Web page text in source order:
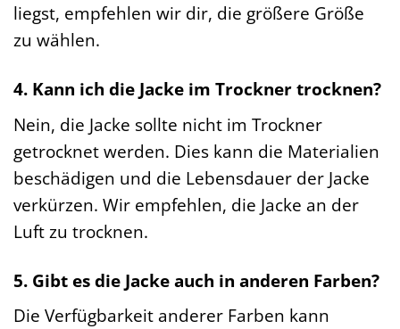
liegst, empfehlen wir dir, die größere Größe
zu wählen.
4. Kann ich die Jacke im Trockner trocknen?
Nein, die Jacke sollte nicht im Trockner
getrocknet werden. Dies kann die Materialien
beschädigen und die Lebensdauer der Jacke
verkürzen. Wir empfehlen, die Jacke an der
Luft zu trocknen.
5. Gibt es die Jacke auch in anderen Farben?
Die Verfügbarkeit anderer Farben kann